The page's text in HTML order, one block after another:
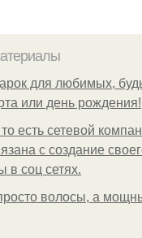
для любимых,
или день рождения!
есть сетевой
с создание
в соц сетях.
волосы, а